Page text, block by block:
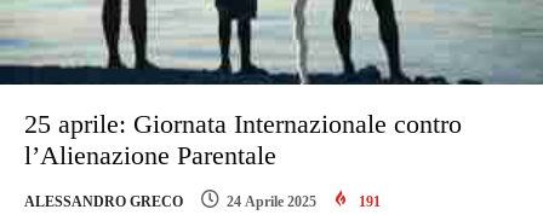
25 aprile: Giornata Internazionale contro
l’Alienazione Parentale
ALESSANDRO GRECO 24 Aprile 2025 191